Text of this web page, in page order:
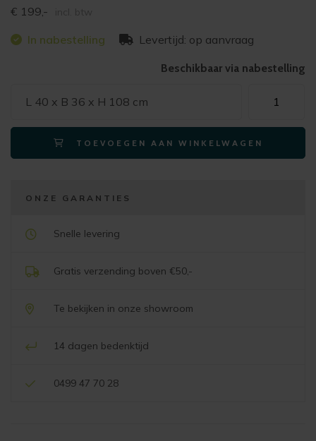
€ 199,-
In nabestelling Levertijd: op aanvraag
Beschikbaar via nabestelling
L 40 x B 36 x H 108 cm
80cm
microleder
camel
TOEVOEGEN AAN WINKELWAGEN
ONZE GARANTIES
Snelle levering
Gratis verzending boven €50,-
Te bekijken in onze showroom
14 dagen bedenktijd
0499 47 70 28